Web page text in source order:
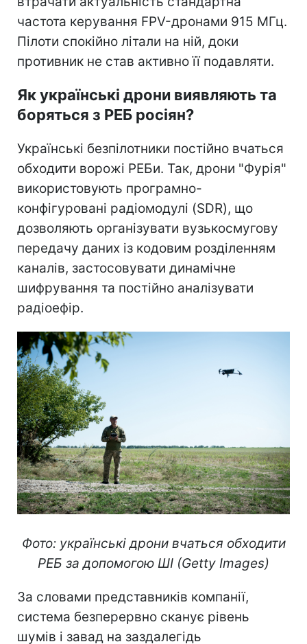
частота керування FPV-дронами 915 МГц.
Пілоти спокійно літали на ній, доки
противник не став активно її подавляти.
Як українські дрони виявляють та
боряться з РЕБ росіян?
Українські безпілотники постійно вчаться
обходити ворожі РЕБи. Так, дрони "Фурія"
використовують програмно-
конфігуровані радіомодулі (SDR), що
дозволяють організувати вузькосмугову
передачу даних із кодовим розділенням
каналів, застосовувати динамічне
шифрування та постійно аналізувати
радіоефір.
Фото: українські дрони вчаться обходити
РЕБ за допомогою ШІ (Getty Images)
За словами представників компанії,
система безперервно сканує рівень
шумів і завад на заздалегідь